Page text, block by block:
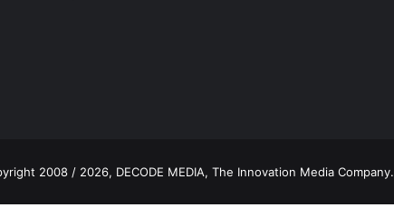
2008 / 2026, DECODE MEDIA, The Innovation Media Company.